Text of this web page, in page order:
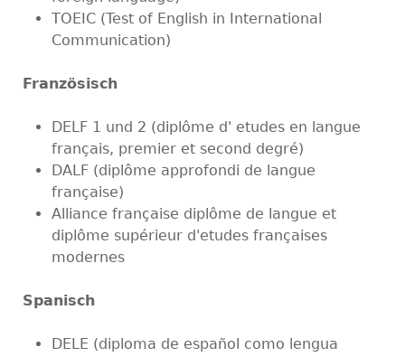
TOEIC (Test of English in International
Communication)
Französisch
DELF 1 und 2 (diplôme d' etudes en langue
français, premier et second degré)
DALF (diplôme approfondi de langue
française)
Alliance française diplôme de langue et
diplôme supérieur d'etudes françaises
modernes
Spanisch
DELE (diploma de español como lengua